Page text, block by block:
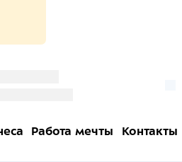
Работа мечты Контакты